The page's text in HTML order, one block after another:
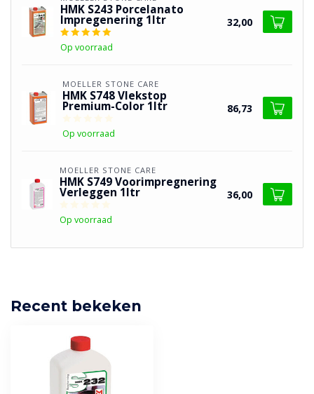
HMK S243 Porcelanato
Impregenering 1ltr
Op voorraad
32,00
MOELLER STONE CARE
HMK S748 Vlekstop
Premium-Color 1ltr
Op voorraad
86,73
MOELLER STONE CARE
HMK S749 Voorimpregnering
Verleggen 1ltr
Op voorraad
36,00
Recent bekeken